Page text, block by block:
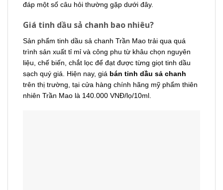
đáp một số câu hỏi thường gặp dưới đây.
Giá tinh dầu sả chanh bao nhiêu?
Sản phẩm tinh dầu sả chanh Trần Mao trải qua quá
trình sản xuất tỉ mỉ và công phu từ khâu chọn nguyên
liệu, chế biến, chắt lọc để đạt được từng giọt tinh dầu
sạch quý giá. Hiện nay, giá bán tinh dầu sả chanh
trên thị trường, tại cửa hàng chính hãng mỹ phẩm thiên
nhiên Trần Mao là 140.000 VNĐ/lọ/10ml.